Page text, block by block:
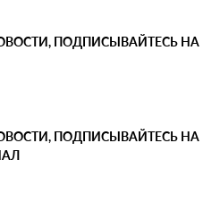
ПОДПИСЫВАЙТЕСЬ НА
ПОДПИСЫВАЙТЕСЬ НА